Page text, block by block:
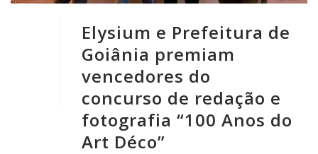
Elysium e Prefeitura de
Goiânia premiam
vencedores do
concurso de redação e
fotografia “100 Anos do
Art Déco”